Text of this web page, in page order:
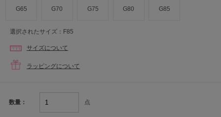
G65 G70 G75 G80 G85
選択されたサイズ：F85
サイズについて
ラッピングについて
数量： 点